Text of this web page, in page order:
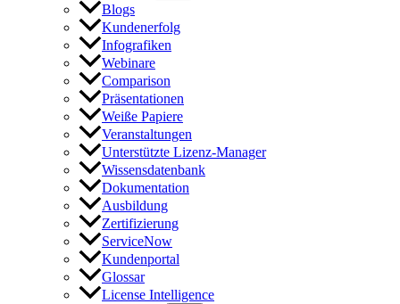
Blogs
Kundenerfolg
Infografiken
Webinare
Comparison
Präsentationen
Weiße Papiere
Veranstaltungen
Unterstützte Lizenz-Manager
Wissensdatenbank
Dokumentation
Ausbildung
Zertifizierung
ServiceNow
Kundenportal
Glossar
License Intelligence